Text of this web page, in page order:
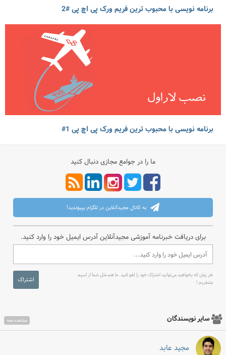
برنامه نویسی با محبوب ترین فریم ورک پی اچ پی #2
برنامه نویسی با محبوب ترین فریم ورک پی اچ پی 1#
ما را در جوامع مجازی دنبال کنید
به کانال مجیدآنلاین در تلگرام بپیوندید!
برای دریافت خبرنامه آموزشی مجیدآنلاین آدرس ایمیل خود را وارد کنید.
هر زمان که بخواهید می‌توانید اشتراک خود را لغو کنید. ما هم مثل شما از اسپم
متنفریم !
اشتراک
سایر نویسندگان مشاهده همه
مجید عابد